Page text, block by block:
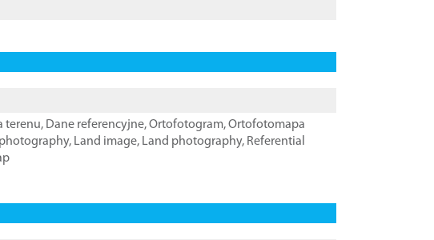
terenu, Dane referencyjne,Ortofotogram,Ortofotomapa
, Land image, Land photography, Referential